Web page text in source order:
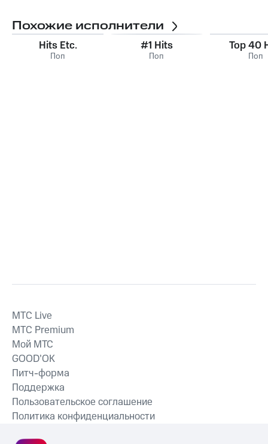
Похожие исполнители
Hits Etc.
Поп
#1 Hits
Поп
Top 40
Поп
MTС Live
MTС Premium
Мой МТС
GOOD’OK
Питч-форма
Поддержка
Пользовательское соглашение
Политика конфиденциальности